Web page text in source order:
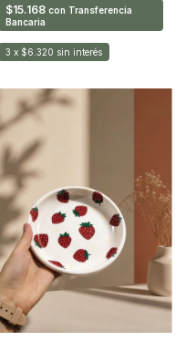
$15.168 con Transferencia
Bancaria
3 x $6.320 sin interés